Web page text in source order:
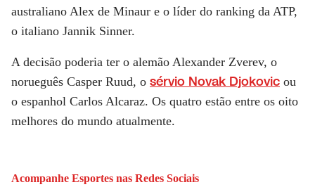
australiano Alex de Minaur e o líder do ranking da ATP,
o italiano Jannik Sinner.
A decisão poderia ter o alemão Alexander Zverev, o
norueguês Casper Ruud, o sérvio Novak Djokovic ou
o espanhol Carlos Alcaraz. Os quatro estão entre os oito
melhores do mundo atualmente.
Acompanhe Esportes nas Redes Sociais